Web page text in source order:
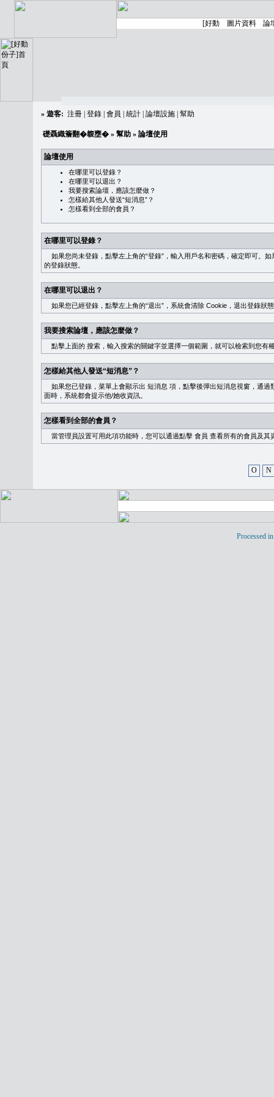
» 遊客: 注冊 登錄 會員 統計 論壇設施 幫助
礎聶織簷翻�䪖壅� » 幫助 » 論壇使用
論壇使用
在哪里可以登錄？
在哪里可以退出？
我要搜索論壇，應該怎麼做？
怎樣給其他人發送“短消息”？
怎樣看到全部的會員？
在哪里可以登錄？
如果您尚未登錄，點擊左上角的“登錄”，輸入用戶名和密碼，確定即可。
的登錄狀態。
在哪里可以退出？
如果您已經登錄，點擊左上角的“退出”，系統會清除 Cookie，退出登錄狀
我要搜索論壇，應該怎麼做？
點擊上面的 搜索 ，輸入搜索的關鍵字並選擇一個範圍，就可以檢索到您有
怎樣給其他人發送“短消息”？
如果您已登錄，菜單上會顯示出 短消息 項，點擊後彈出短消息視窗，通過
面時，系統都會提示他/她收資訊。
怎樣看到全部的會員？
當管理員設置可用此項功能時，您可以通過點擊 會員 查看所有的會員及其
O N
Processed